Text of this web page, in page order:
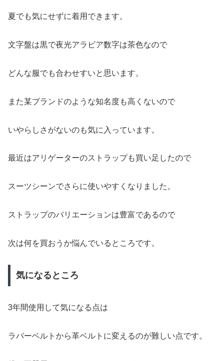
夏でも気にせずに着用できます。
文字盤は黒で夜光アラビア数字は茶色なので
どんな服でも合わせすいと思います。
また某ブランドのような知名度も高くないので
いやらしさがないのも気に入っています。
最近はアリゲーターのストラップも買い足したので
スーツシーンでさらに使いやすくなりました。
ストラップのバリエーションは豊富であるので
次は何を買おうか悩んでいるところです。
気になるところ
3年間使用して気になる点は
ラバーベルトから革ベルトに変えるのが難しい点です。